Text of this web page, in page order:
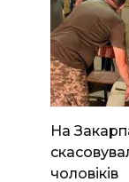
На
чоловіків